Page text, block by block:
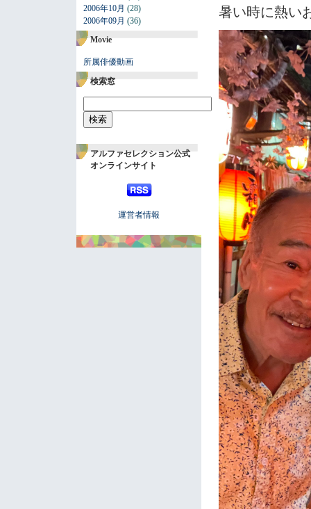
2006年10月 (28)
2006年09月 (36)
Movie
所属俳優動画
検索窓
アルファセレクション公式
オンラインサイト
運営者情報
暑い時に熱い